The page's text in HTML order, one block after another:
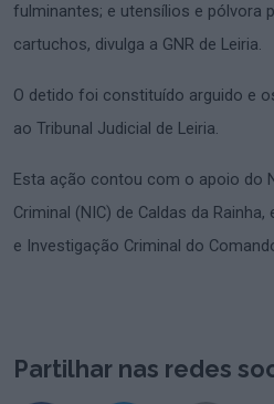
fulminantes; e utensílios e pólvora
cartuchos, divulga a GNR de Leiria.
O detido foi constituído arguido e
ao Tribunal Judicial de Leiria.
Esta ação contou com o apoio do
Criminal (NIC) de Caldas da
e Investigação Criminal do
Partilhar nas redes